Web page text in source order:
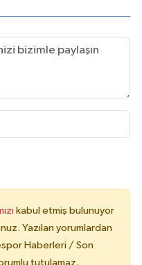
kabul etmiş bulunuyor
Yazılan yorumlardan
Haberleri / Son
tutulamaz.